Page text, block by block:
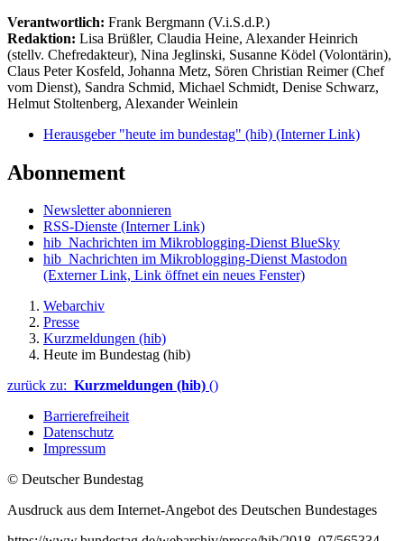
Verantwortlich: Frank Bergmann (V.i.S.d.P.)
Redaktion: Lisa Brüßler, Claudia Heine, Alexander Heinrich
(stellv. Chefredakteur), Nina Jeglinski, Susanne Ködel (Volontärin),
Claus Peter Kosfeld, Johanna Metz, Sören Christian Reimer (Chef
vom Dienst), Sandra Schmid, Michael Schmidt, Denise Schwarz,
Helmut Stoltenberg, Alexander Weinlein
Herausgeber "heute im bundestag" (hib) (Interner Link)
Abonnement
Newsletter abonnieren
RSS-Dienste (Interner Link)
hib_Nachrichten im Mikroblogging-Dienst BlueSky
hib_Nachrichten im Mikroblogging-Dienst Mastodon
(Externer Link, Link öffnet ein neues Fenster)
Webarchiv
Presse
Kurzmeldungen (hib)
Heute im Bundestag (hib)
zurück zu: Kurzmeldungen (hib) ()
Barrierefreiheit
Datenschutz
Impressum
© Deutscher Bundestag
Ausdruck aus dem Internet-Angebot des Deutschen Bundestages